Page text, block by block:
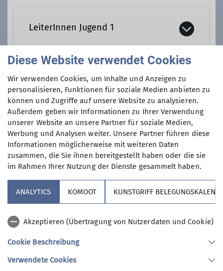
LeiterInnen Jugend 1
jugend1@dav-altdorf.de
Gruppe
Jugend 1
Dich interessieren Unternehmungen
fahren möchtest du unbedingt
probieren! Eine Nacht ohne Bett
aus? Mit vollem Gepäck auf dem Bike
in die Fremde! Hast du Lust neue
Dann bist du hier an der richtigen
Sektion
Diese Website verwendet Cookies
Wir verwenden Cookies, um Inhalte und Anzeigen zu
personalisieren, Funktionen für soziale Medien anbieten zu
können und Zugriffe auf unsere Website zu analysieren.
Außerdem geben wir Informationen zu Ihrer Verwendung
unserer Website an unsere Partner für soziale Medien,
Werbung und Analysen weiter. Unsere Partner führen diese
Informationen möglicherweise mit weiteren Daten
zusammen, die Sie ihnen bereitgestellt haben oder die sie
im Rahmen Ihrer Nutzung der Dienste gesammelt haben.
ANALYTICS KOMOOT KUNSTGRIFF
Akzeptieren (Übertragung von Nutzerdaten und Cookie)
Cookie Beschreibung
Verwendete Cookies